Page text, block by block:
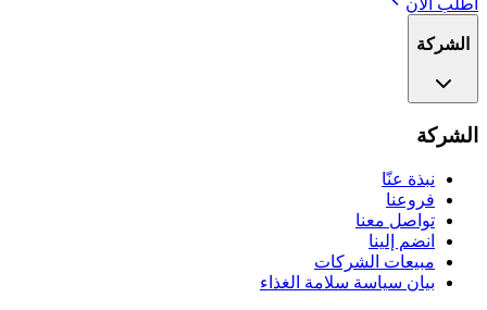
اطلب الآن
الشركة
الشركة
نبذة عنّا
فروعنا
تواصل معنا
انضم إلينا
مبيعات الشركات
بيان سياسة سلامة الغذاء